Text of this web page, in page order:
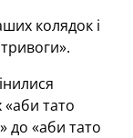
колядок і
«аби тато
до «аби тато